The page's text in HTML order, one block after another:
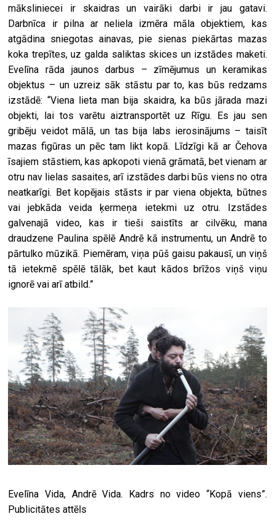
māksliniecei ir skaidras un vairāki darbi ir jau gatavi.
Darbnīca ir pilna ar neliela izmēra māla objektiem, kas
atgādina sniegotas ainavas, pie sienas piekārtas mazas
koka trepītes, uz galda saliktas skices un izstādes maketi.
Evelīna rāda jaunos darbus – zīmējumus un keramikas
objektus – un uzreiz sāk stāstu par to, kas būs redzams
izstādē: “Viena lieta man bija skaidra, ka būs jārada mazi
objekti, lai tos varētu aiztransportēt uz Rīgu. Es jau sen
gribēju veidot mālā, un tas bija labs ierosinājums – taisīt
mazas figūras un pēc tam likt kopā. Līdzīgi kā ar Čehova
īsajiem stāstiem, kas apkopoti vienā grāmatā, bet vienam ar
otru nav lielas sasaites, arī izstādes darbi būs viens no otra
neatkarīgi. Bet kopējais stāsts ir par viena objekta, būtnes
vai jebkāda veida ķermeņa ietekmi uz otru. Izstādes
galvenajā video, kas ir tieši saistīts ar cilvēku, mana
draudzene Paulina spēlē Andrē kā instrumentu, un Andrē to
pārtulko mūzikā. Piemēram, viņa pūš gaisu pakausī, un viņš
tā ietekmē spēlē tālāk, bet kaut kādos brīžos viņš viņu
ignorē vai arī atbild.”
Evelīna Vida, Andrē Vida. Kadrs no video “Kopā viens”.
Publicitātes attēls